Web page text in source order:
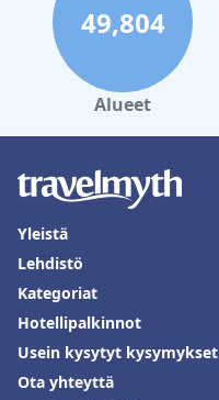
49,804
Alueet
Yleistä
Lehdistö
Kategoriat
Hotellipalkinnot
Usein kysytyt kysymykset
Ota yhteyttä